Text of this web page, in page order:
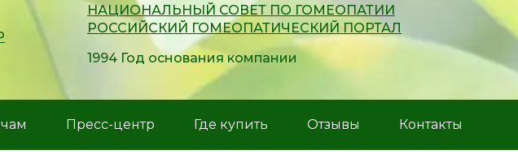
НАЦИОНАЛЬНЫЙ СОВЕТ ПО ГОМЕОПАТИИ
РОССИЙСКИЙ ГОМЕОПАТИЧЕСКИЙ ПОРТАЛ
1994 Год основания компании
Пресс-центр Где купить Отзывы Контакты